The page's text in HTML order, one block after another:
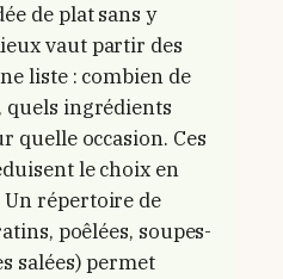
de plat sans y
vaut partir des
liste : combien de
quels ingrédients
quelle occasion. Ces
le choix en
Un répertoire de
poêlées, soupes-
salées) permet